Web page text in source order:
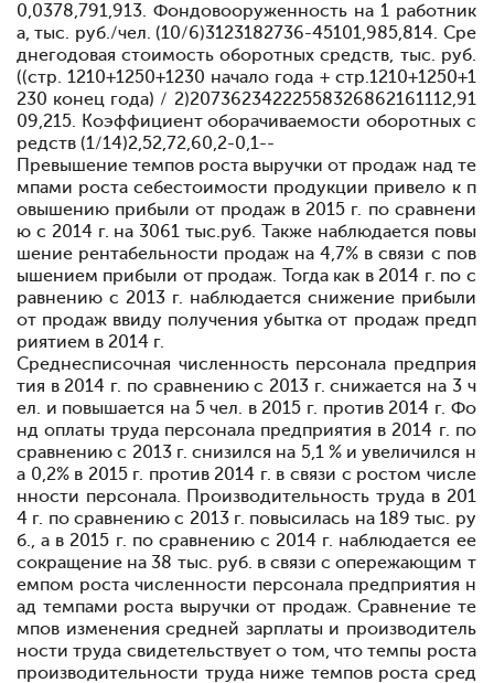
0,0378,791,913. Фондовооруженность на 1 работник
а, тыс. руб./чел. (10/6)3123182736-45101,985,814. Сре
днегодовая стоимость оборотных средств, тыс. руб.
((стр. 1210+1250+1230 начало года + стр.1210+1250+1
230 конец года) / 2)20736234222558326862161112,91
09,215. Коэффициент оборачиваемости оборотных с
редств (1/14)2,52,72,60,2-0,1--
Превышение темпов роста выручки от продаж над те
мпами роста себестоимости продукции привело к п
овышению прибыли от продаж в 2015 г. по сравнени
ю с 2014 г. на 3061 тыс.руб. Также наблюдается повы
шение рентабельности продаж на 4,7% в связи с пов
ышением прибыли от продаж. Тогда как в 2014 г. по с
равнению с 2013 г. наблюдается снижение прибыли
от продаж ввиду получения убытка от продаж предп
риятием в 2014 г.
Среднесписочная численность персонала предприя
тия в 2014 г. по сравнению с 2013 г. снижается на 3 ч
ел. и повышается на 5 чел. в 2015 г. против 2014 г. Фо
нд оплаты труда персонала предприятия в 2014 г. по
сравнению с 2013 г. снизился на 5,1 % и увеличился н
а 0,2% в 2015 г. против 2014 г. в связи с ростом числе
нности персонала. Производительность труда в 201
4 г. по сравнению с 2013 г. повысилась на 189 тыс. ру
б., а в 2015 г. по сравнению с 2014 г. наблюдается ее
сокращение на 38 тыс. руб. в связи с опережающим т
емпом роста численности персонала предприятия н
ад темпами роста выручки от продаж. Сравнение те
мпов изменения средней зарплаты и производитель
ности труда свидетельствует о том, что темпы роста
производительности труда ниже темпов роста сред